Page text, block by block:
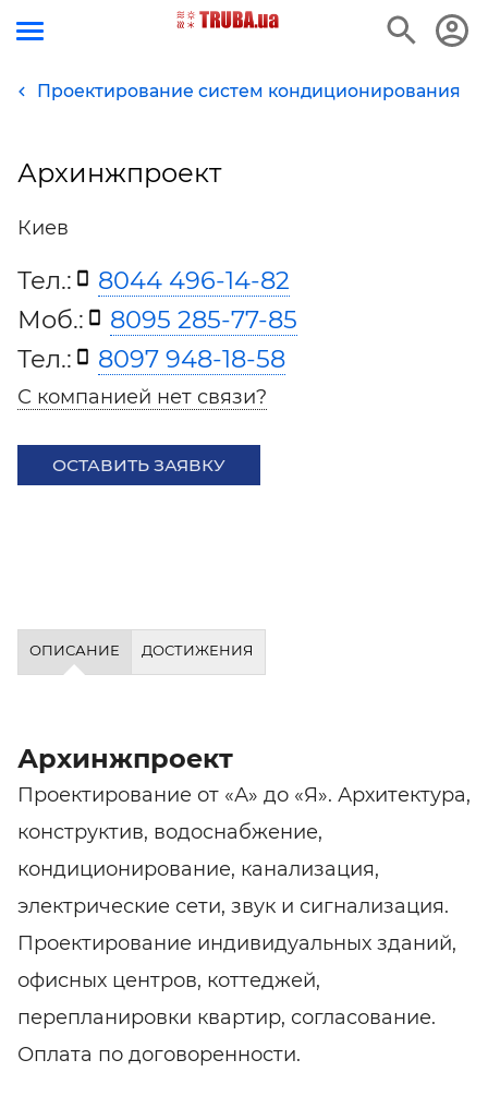
Проектирование систем кондиционирования
Архинжпроект
Киев
Тел.:
8044 496-14-82
Моб.:
8095 285-77-85
Тел.:
8097 948-18-58
С компанией нет связи?
ОСТАВИТЬ ЗАЯВКУ
ОПИСАНИЕ ДОСТИЖЕНИЯ
Архинжпроект
Проектирование от «А» до «Я». Архитектура,
конструктив, водоснабжение,
кондиционирование, канализация,
электрические сети, звук и сигнализация.
Проектирование индивидуальных зданий,
офисных центров, коттеджей,
перепланировки квартир, согласование.
Оплата по договоренности.